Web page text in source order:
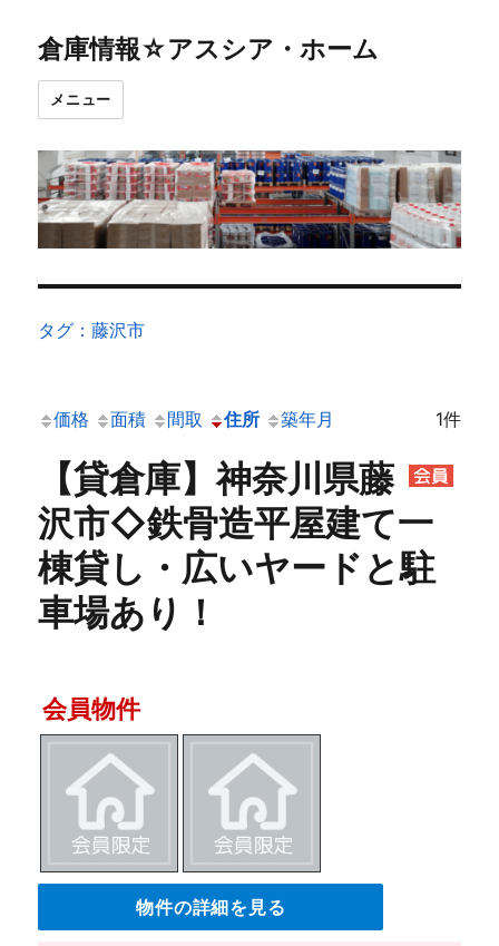
倉庫情報☆アスシア・ホーム
メニュー
タグ：藤沢市
価格 面積 間取 住所 築年月 1件
【貸倉庫】神奈川県藤
沢市◇鉄骨造平屋建て一
棟貸し・広いヤードと駐
車場あり！
会員物件
物件の詳細を見る